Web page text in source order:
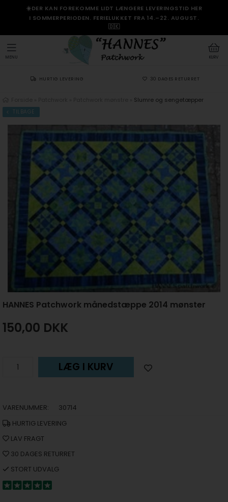
☀️DER KAN FOREKOMME LIDT LÆNGERE LEVERINGSTID HER
I SOMMERPERIODEN. FERIELUKKET FRA 14.–22. AUGUST.
🇩🇰
KURV
MENU
HURTIG LEVERING 30 DAGES RETURRET
Slumre og sengetæpper
TILBAGE
HANNES Patchwork månedstæppe 2014 mønster
150,00 DKK
LÆG I KURV
VARENUMMER:
30714
HURTIG LEVERING
LAV FRAGT
30 DAGES RETURRET
STORT UDVALG